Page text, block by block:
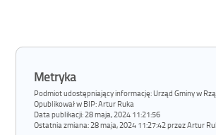
Metryka
Podmiot udostępniający informację: Urząd Gminy w
Opublikował w BIP:Artur Ruka
Data publikacji:28 maja, 2024 11:21:56
Ostatnia zmiana:28 maja, 2024 11:27:42 przez Artur